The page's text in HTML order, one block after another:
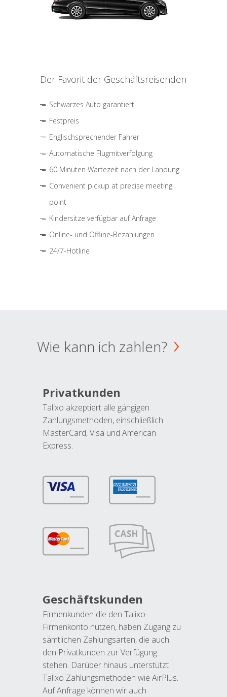
Der Favorit der Geschäftsreisenden
Schwarzes Auto garantiert
Festpreis
Englischsprechender Fahrer
Automatische Flugmitverfolgung
60 Minuten Wartezeit nach der Landung
Convenient pickup at precise meeting
point
Kindersitze verfügbar auf Anfrage
Online- und Offline-Bezahlungen
24/7-Hotline
Wie kann ich zahlen?
Privatkunden
Talixo akzeptiert alle gängigen
Zahlungsmethoden, einschließlich
MasterCard, Visa und American
Express.
Geschäftskunden
Firmenkunden die den Talixo-
Firmenkonto nutzen, haben Zugang zu
sämtlichen Zahlungsarten, die auch
den Privatkunden zur Verfügung
stehen. Darüber hinaus unterstützt
Talixo Zahlungsmethoden wie AirPlus.
Auf Anfrage können wir auch